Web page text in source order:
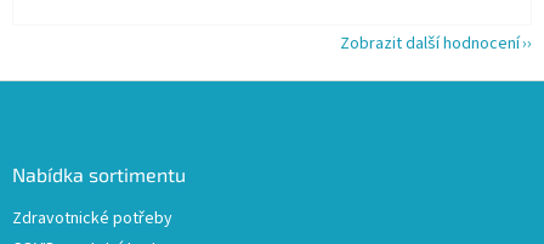
Zobrazit další hodnocení
Nabídka sortimentu
Zdravotnické potřeby